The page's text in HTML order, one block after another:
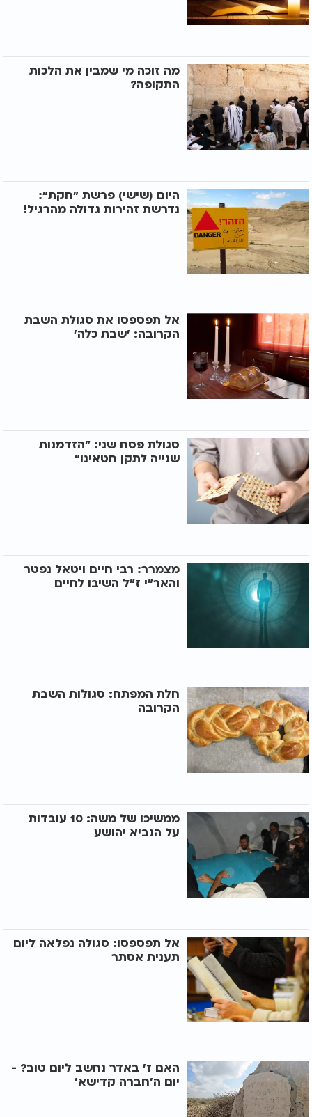
מה זוכה מי שמבין את הלכות
התקופה?
היום (שישי) פרשת "חקת":
נדרשת זהירות גדולה מהרגיל!
אל תפספסו את סגולת השבת
הקרובה: ’שבת כלה’
סגולת פסח שני: "הזדמנות
שנייה לתקן חטאינו"
מצמרר: רבי חיים ויטאל נפטר
והאר"י ז"ל השיבו לחיים
חלת המפתח: סגולות השבת
הקרובה
ממשיכו של משה: 10 עובדות
על הנביא יהושע
אל תפספסו: סגולה נפלאה ליום
תענית אסתר
האם ז’ באדר נחשב ליום טוב? -
יום ה’חברה קדישא’